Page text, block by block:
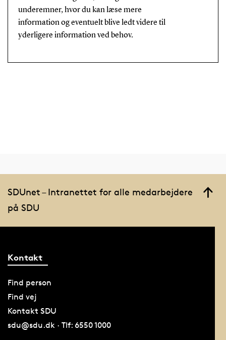
underemner, hvor du kan læse mere
information og eventuelt blive ledt videre til
yderligere information ved behov.
SDUnet – Intranettet for alle medarbejdere
på SDU
Kontakt
Find person
Find vej
Kontakt SDU
sdu@sdu.dk · Tlf: 6550 1000